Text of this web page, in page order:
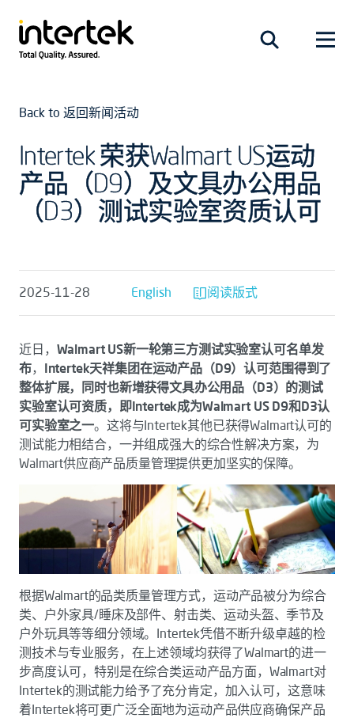
Back to 返回新闻活动
Intertek 荣获Walmart US运动
产品（D9）及文具办公用品
（D3）测试实验室资质认可
2025-11-28 English 阅读版式
近日， Walmart US新一轮第三方测试实验室认可名单发
布， Intertek天祥集团在运动产品（D9）认可范围得到了
整体扩展，同时也新增获得文具办公用品（D3）的测试
实验室认可资质，即Intertek成为Walmart US D9和D3认
可实验室之一。这将与Intertek其他已获得Walmart认可的
测试能力相结合，一并组成强大的综合性解决方案，为
Walmart供应商产品质量管理提供更加坚实的保障。
根据Walmart的品类质量管理方式，运动产品被分为综合
类、户外家具/睡床及部件、射击类、运动头盔、季节及
户外玩具等等细分领域。Intertek凭借不断升级卓越的检
测技术与专业服务，在上述领域均获得了Walmart的进一
步高度认可，特别是在综合类运动产品方面，Walmart对
Intertek的测试能力给予了充分肯定，加入认可，这意味
着Intertek将可更广泛全面地为运动产品供应商确保产品